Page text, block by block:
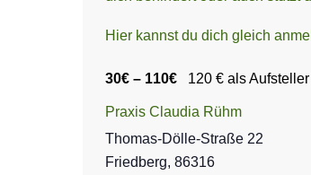
Hier kannst du dich gleich
30€ – 110€ 120 € als
Praxis Claudia Rühm
Thomas-Dölle-Straße 22
Friedberg, 86316